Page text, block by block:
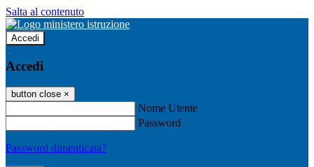
Salta al contenuto
Accedi
Accedi
button close ×
Nome Utente
Password
Password dimenticata?